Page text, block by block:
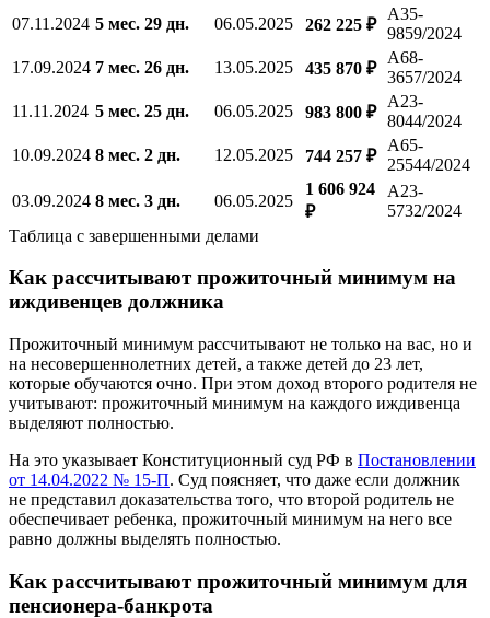
07.11.2024 5 мес. 29 дн. 06.05.2025 262 225 ₽
А35-
9859/2024
17.09.2024 7 мес. 26 дн. 13.05.2025 435 870 ₽
А68-
3657/2024
11.11.2024 5 мес. 25 дн. 06.05.2025 983 800 ₽
А23-
8044/2024
10.09.2024 8 мес. 2 дн. 12.05.2025 744 257 ₽
А65-
25544/2024
03.09.2024 8 мес. 3 дн. 06.05.2025
1 606 924
₽
А23-
5732/2024
Таблица с завершенными делами
Как рассчитывают прожиточный минимум на
иждивенцев должника
Прожиточный минимум рассчитывают не только на вас, но и
на несовершеннолетних детей, а также детей до 23 лет,
которые обучаются очно. При этом доход второго родителя не
учитывают: прожиточный минимум на каждого иждивенца
выделяют полностью.
На это указывает Конституционный суд РФ в Постановлении
от 14.04.2022 № 15-П. Суд поясняет, что даже если должник
не представил доказательства того, что второй родитель не
обеспечивает ребенка, прожиточный минимум на него все
равно должны выделять полностью.
Как рассчитывают прожиточный минимум для
пенсионера-банкрота